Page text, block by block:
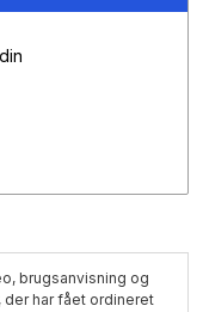
brugsanvisning og
har fået ordineret